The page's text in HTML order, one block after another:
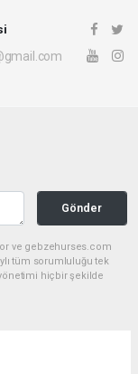
Gönder
ve gebzehurses.com
tüm sorumluluğu tek
hiçbir şekilde